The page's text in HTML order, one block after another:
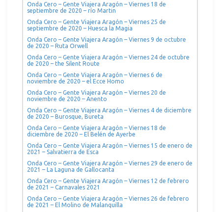
Onda Cero – Gente Viajera Aragón – Viernes 18 de
septiembre de 2020 – río Martin
Onda Cero – Gente Viajera Aragón – Viernes 25 de
septiembre de 2020 – Huesca la Magia
Onda Cero – Gente Viajera Aragón – Viernes 9 de octubre
de 2020 – Ruta Orwell
Onda Cero – Gente Viajera Aragón – Viernes 24 de octubre
de 2020 – the Silent Route
Onda Cero – Gente Viajera Aragón – Viernes 6 de
noviembre de 2020 – el Ecce Homo
Onda Cero – Gente Viajera Aragón – Viernes 20 de
noviembre de 2020 – Anento
Onda Cero – Gente Viajera Aragón – Viernes 4 de diciembre
de 2020 – Burosque, Bureta
Onda Cero – Gente Viajera Aragón – Viernes 18 de
diciembre de 2020 – El Belén de Ayerbe
Onda Cero – Gente Viajera Aragón – Viernes 15 de enero de
2021 – Salvatierra de Esca
Onda Cero – Gente Viajera Aragón – Viernes 29 de enero de
2021 – La Laguna de Gallocanta
Onda Cero – Gente Viajera Aragón – Viernes 12 de febrero
de 2021 – Carnavales 2021
Onda Cero – Gente Viajera Aragón – Viernes 26 de febrero
de 2021 – El Molino de Malanquilla